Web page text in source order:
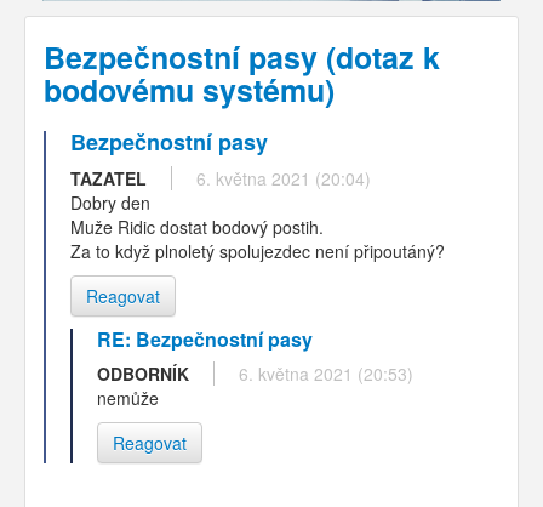
Bezpečnostní pasy (dotaz k
bodovému systému)
Bezpečnostní pasy
TAZATEL
6. května 2021 (20:04)
Dobry den
Muže Ridic dostat bodový postih.
Za to když plnoletý spolujezdec není připoutáný?
Reagovat
RE: Bezpečnostní pasy
ODBORNÍK
6. května 2021 (20:53)
nemůže
Reagovat